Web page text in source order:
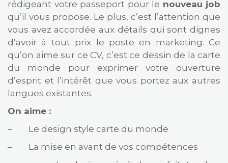
rédigeant votre passeport pour le nouveau job
qu’il vous propose. Le plus, c’est l’attention que
vous avez accordée aux détails qui sont dignes
d’avoir à tout prix le poste en marketing. Ce
qu’on aime sur ce CV, c’est ce dessin de la carte
du monde pour exprimer votre ouverture
d’esprit et l’intérêt que vous portez aux autres
langues existantes.
On aime :
– Le design style carte du monde
– La mise en avant de vos compétences